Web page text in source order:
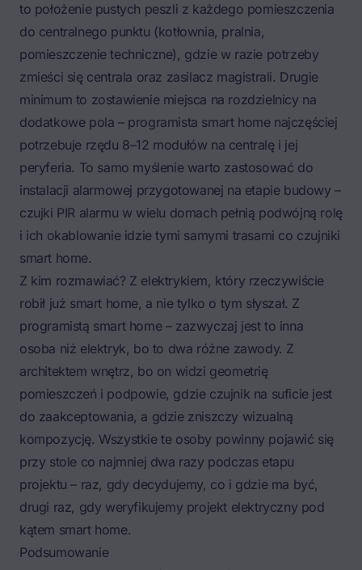
to położenie pustych peszli z każdego pomieszczenia
do centralnego punktu (kotłownia, pralnia,
pomieszczenie techniczne), gdzie w razie potrzeby
zmieści się centrala oraz zasilacz magistrali. Drugie
minimum to zostawienie miejsca na rozdzielnicy na
dodatkowe pola – programista smart home najczęściej
potrzebuje rzędu 8–12 modułów na centralę i jej
peryferia. To samo myślenie warto zastosować do
instalacji alarmowej przygotowanej na etapie budowy –
czujki PIR alarmu w wielu domach pełnią podwójną rolę
i ich okablowanie idzie tymi samymi trasami co czujniki
smart home.
Z kim rozmawiać? Z elektrykiem, który rzeczywiście
robił już smart home, a nie tylko o tym słyszał. Z
programistą smart home – zazwyczaj jest to inna
osoba niż elektryk, bo to dwa różne zawody. Z
architektem wnętrz, bo on widzi geometrię
pomieszczeń i podpowie, gdzie czujnik na suficie jest
do zaakceptowania, a gdzie zniszczy wizualną
kompozycję. Wszystkie te osoby powinny pojawić się
przy stole co najmniej dwa razy podczas etapu
projektu – raz, gdy decydujemy, co i gdzie ma być,
drugi raz, gdy weryfikujemy projekt elektryczny pod
kątem smart home.
Podsumowanie